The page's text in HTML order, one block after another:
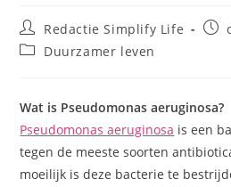
Bericht
auteur:
Redactie Simplify Life
Berichtcategorie:
Duurzamer leven
Wat is Pseudomonas aeruginosa?
Pseudomonas aeruginosa is een
tegen de meeste soorten
moeilijk is deze bacterie te